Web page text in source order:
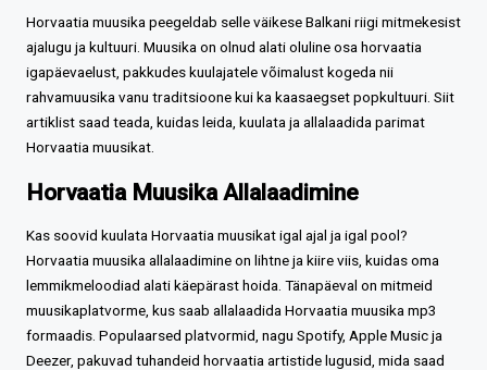
Horvaatia muusika peegeldab selle väikese Balkani riigi mitmekesist
ajalugu ja kultuuri. Muusika on olnud alati oluline osa horvaatia
igapäevaelust, pakkudes kuulajatele võimalust kogeda nii
rahvamuusika vanu traditsioone kui ka kaasaegset popkultuuri. Siit
artiklist saad teada, kuidas leida, kuulata ja allalaadida parimat
Horvaatia muusikat.
Horvaatia Muusika Allalaadimine
Kas soovid kuulata Horvaatia muusikat igal ajal ja igal pool?
Horvaatia muusika allalaadimine on lihtne ja kiire viis, kuidas oma
lemmikmeloodiad alati käepärast hoida. Tänapäeval on mitmeid
muusikaplatvorme, kus saab allalaadida Horvaatia muusika mp3
formaadis. Populaarsed platvormid, nagu Spotify, Apple Music ja
Deezer, pakuvad tuhandeid horvaatia artistide lugusid, mida saad